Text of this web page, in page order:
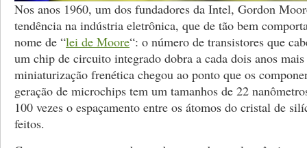
Nos anos 1960, um dos fundadores da Intel, Gordon
tendência na indústria eletrônica, que de tão bem
nome de “lei de Moore“: o número de transistores que
um chip de circuito integrado dobra a cada dois anos mais
miniaturização frenética chegou ao ponto que os
geração de microchips tem um tamanhos de 22
100 vezes o espaçamento entre os átomos do cristal de
feitos.